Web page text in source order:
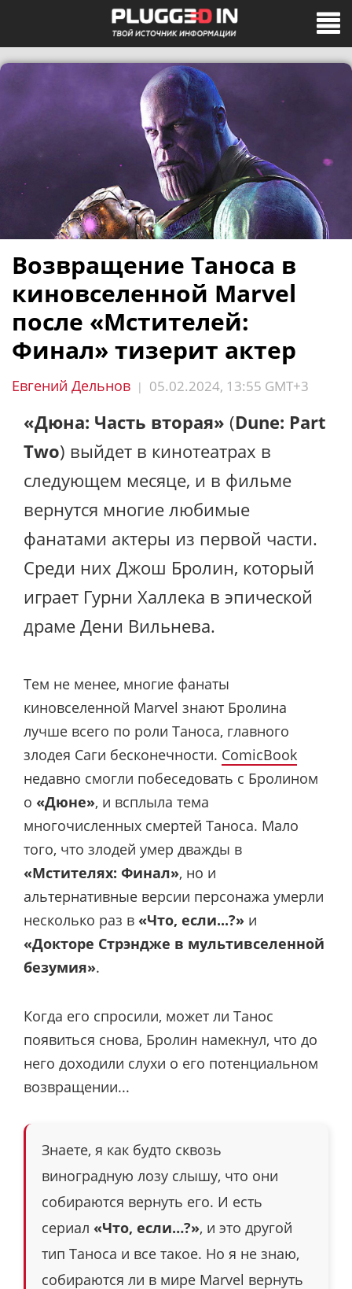
Возвращение Таноса в
киновселенной Marvel
после «Мстителей:
Финал» тизерит актер
Евгений Дельнов | 05.02.2024, 13:55 GMT+3
«Дюна: Часть вторая» (Dune: Part
Two) выйдет в кинотеатрах в
следующем месяце, и в фильме
вернутся многие любимые
фанатами актеры из первой части.
Среди них Джош Бролин, который
играет Гурни Халлека в эпической
драме Дени Вильнева.
Тем не менее, многие фанаты
киновселенной Marvel знают Бролина
лучше всего по роли Таноса, главного
злодея Саги бесконечности. ComicBook
недавно смогли побеседовать с Бролином
о «Дюне», и всплыла тема
многочисленных смертей Таноса. Мало
того, что злодей умер дважды в
«Мстителях: Финал», но и
альтернативные версии персонажа умерли
несколько раз в «Что, если...?» и
«Докторе Стрэндже в мультивселенной
безумия».
Когда его спросили, может ли Танос
появиться снова, Бролин намекнул, что до
него доходили слухи о его потенциальном
возвращении...
Знаете, я как будто сквозь
виноградную лозу слышу, что они
собираются вернуть его. И есть
сериал «Что, если…?», и это другой
тип Таноса и все такое. Но я не знаю,
собираются ли в мире Marvel вернуть